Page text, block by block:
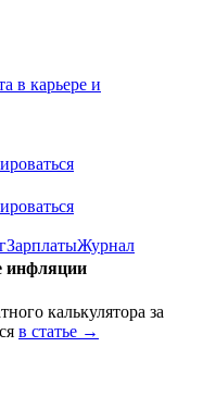
в карьере и
ЗарплатыЖурнал
инфляции
калькулятора за
в статье →